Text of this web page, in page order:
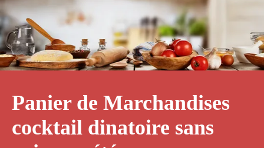
Panier de Marchandises
cocktail dinatoire sans